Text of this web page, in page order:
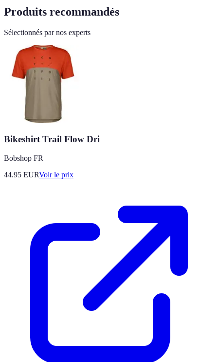
Produits recommandés
Sélectionnés par nos experts
Bikeshirt Trail Flow Dri
Bobshop FR
44.95 EURVoir le prix